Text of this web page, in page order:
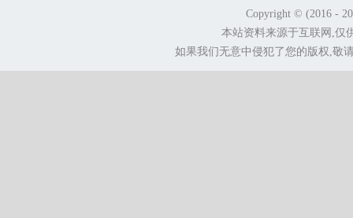
Copyright © (2016 -
本站资料来源于互联网,仅
如果我们无意中侵犯了您的版权,敬